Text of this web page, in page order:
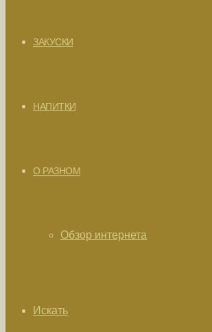
ЗАКУСКИ
НАПИТКИ
О РАЗНОМ
Обзор интернета
Искать